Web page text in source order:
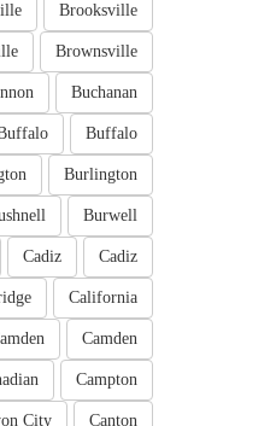
Brooksville
Brownsville
Buchanan
Buffalo
Burlington
Burwell
Cadiz
Cadiz
California
Camden
Campton
Canton
City